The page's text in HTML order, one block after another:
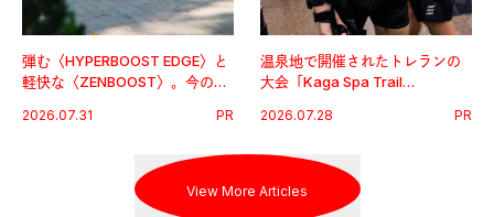
弾む〈HYPERBOOST EDGE〉と
軽快な〈ZENBOOST〉。今の時
出した新機軸。
2026.07.31 PR
温泉地で開催されたトレランの
大会「Kaga Spa Trail
戦を夢見るランナーたちの奮闘
2026.07.28 PR
View More Articles